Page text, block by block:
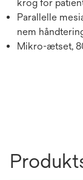
krog for
Parallelle
nem
Mikro-ætset,